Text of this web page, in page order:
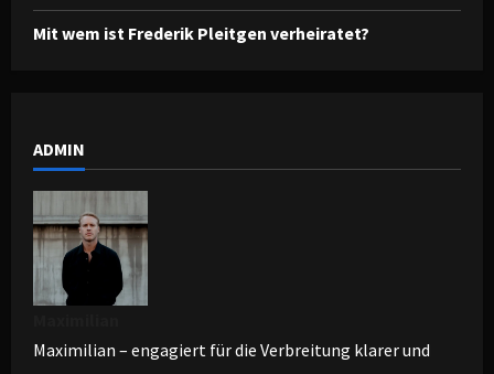
Mit wem ist Frederik Pleitgen verheiratet?
ADMIN
Maximilian – engagiert für die Verbreitung klarer und